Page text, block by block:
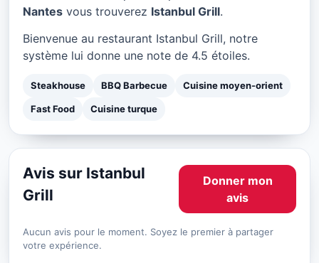
Nantes vous trouverez Istanbul Grill.
Bienvenue au restaurant Istanbul Grill, notre
système lui donne une note de 4.5 étoiles.
Steakhouse BBQ Barbecue Cuisine moyen-orient
Fast Food Cuisine turque
Avis sur Istanbul
Grill
Donner mon
avis
Aucun avis pour le moment. Soyez le premier à partager
votre expérience.